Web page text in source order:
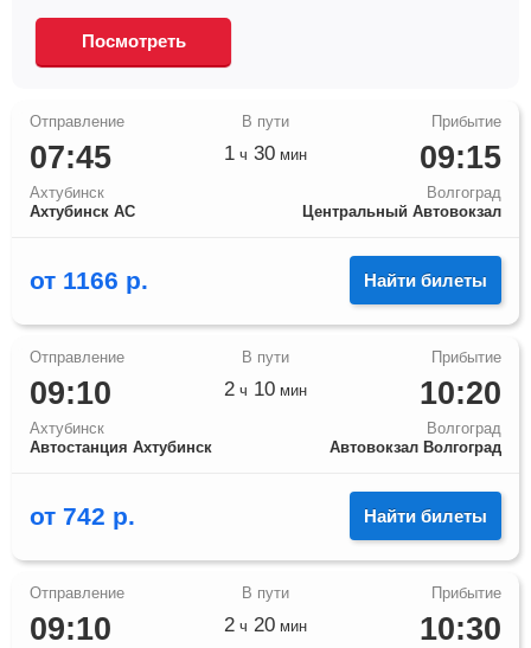
Посмотреть
07:45
Ахтубинск
Ахтубинск АС
09:15
Волгоград
Центральный Автовокзал
1 ч 30 мин
от 1166 р. Найти билеты
09:10
Ахтубинск
Автостанция Ахтубинск
10:20
Волгоград
Автовокзал Волгоград
2 ч 10 мин
от 742 р. Найти билеты
09:10 10:30
2 ч 20 мин